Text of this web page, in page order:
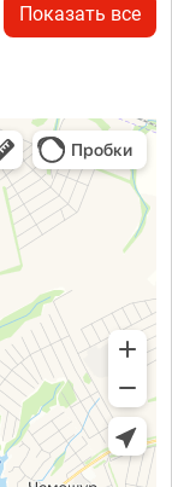
Показать все